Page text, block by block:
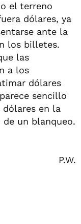
el terreno
dólares, ya
ante la
los billetes.
las
a los
dólares
sencillo
dólares en la
de un blanqueo.
P.W.